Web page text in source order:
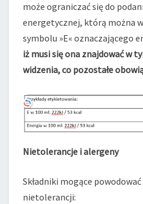
może ograniczać się do
energetycznej, którą można
symbolu »E« oznaczającego
iż musi się ona znajdować w
widzenia, co pozostałe
Nietolerancje i alergeny
Składniki mogące
nietolerancji: